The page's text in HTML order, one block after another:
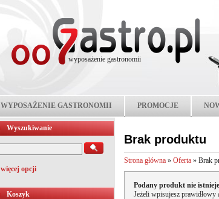
wyposażenie gastronomii
WYPOSAŻENIE GASTRONOMII PROMOCJE
Wyszukiwanie
więcej opcji
Koszyk
Brak produktu
Strona główna » Oferta » Brak
Podany produkt nie
Jeżeli wpisujesz prawidłowy